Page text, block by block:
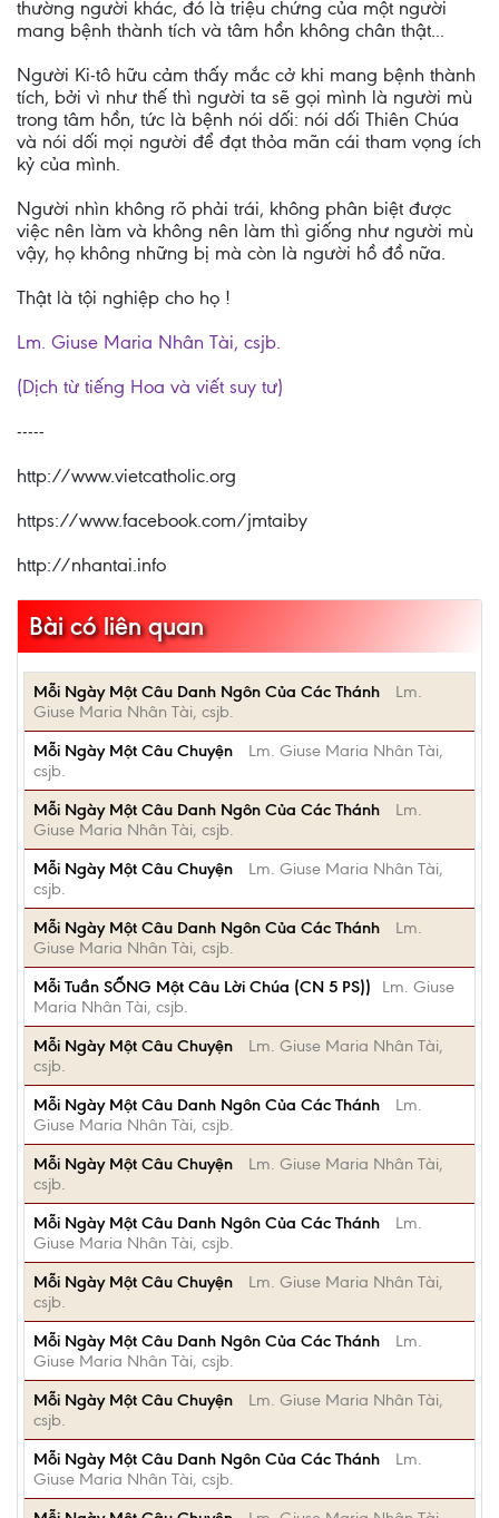
thường người khác, đó là triệu chứng của một người
mang bệnh thành tích và tâm hồn không chân thật...
Người Ki-tô hữu cảm thấy mắc cở khi mang bệnh thành
tích, bởi vì như thế thì người ta sẽ gọi mình là người mù
trong tâm hồn, tức là bệnh nói dối: nói dối Thiên Chúa
và nói dối mọi người để đạt thỏa mãn cái tham vọng ích
kỷ của mình.
Người nhìn không rõ phải trái, không phân biệt được
việc nên làm và không nên làm thì giống như người mù
vậy, họ không những bị mà còn là người hồ đồ nữa.
Thật là tội nghiệp cho họ !
Lm. Giuse Maria Nhân Tài, csjb.
(Dịch từ tiếng Hoa và viết suy tư)
-----
http://www.vietcatholic.org
https://www.facebook.com/jmtaiby
http://nhantai.info
Bài có liên quan
Mỗi Ngày Một Câu Danh Ngôn Của Các Thánh
Lm.
Giuse Maria Nhân Tài, csjb.
Mỗi Ngày Một Câu Chuyện
Lm. Giuse Maria Nhân Tài,
csjb.
Mỗi Ngày Một Câu Danh Ngôn Của Các Thánh
Lm.
Giuse Maria Nhân Tài, csjb.
Mỗi Ngày Một Câu Chuyện
Lm. Giuse Maria Nhân Tài,
csjb.
Mỗi Ngày Một Câu Danh Ngôn Của Các Thánh
Lm.
Giuse Maria Nhân Tài, csjb.
Mỗi Tuần SỐNG Một Câu Lời Chúa (CN 5 PS))
Lm. Giuse
Maria Nhân Tài, csjb.
Mỗi Ngày Một Câu Chuyện
Lm. Giuse Maria Nhân Tài,
csjb.
Mỗi Ngày Một Câu Danh Ngôn Của Các Thánh
Lm.
Giuse Maria Nhân Tài, csjb.
Mỗi Ngày Một Câu Chuyện
Lm. Giuse Maria Nhân Tài,
csjb.
Mỗi Ngày Một Câu Danh Ngôn Của Các Thánh
Lm.
Giuse Maria Nhân Tài, csjb.
Mỗi Ngày Một Câu Chuyện
Lm. Giuse Maria Nhân Tài,
csjb.
Mỗi Ngày Một Câu Danh Ngôn Của Các Thánh
Lm.
Giuse Maria Nhân Tài, csjb.
Mỗi Ngày Một Câu Chuyện
Lm. Giuse Maria Nhân Tài,
csjb.
Mỗi Ngày Một Câu Danh Ngôn Của Các Thánh
Lm.
Giuse Maria Nhân Tài, csjb.